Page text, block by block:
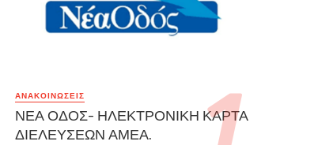
ΑΝΑΚΟΙΝΏΣΕΙΣ
ΝΕΑ ΟΔΟΣ- ΗΛΕΚΤΡΟΝΙΚΗ ΚΑΡΤΑ
ΔΙΕΛΕΥΣΕΩΝ ΑΜΕΑ.